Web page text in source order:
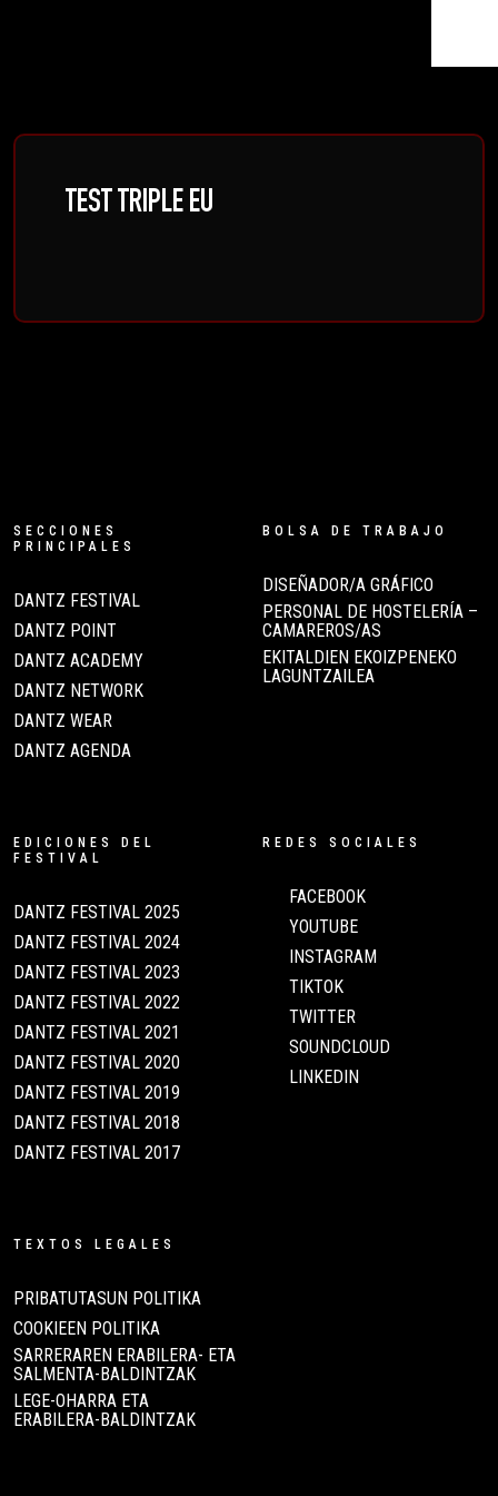
TEST TRIPLE EU
SECCIONES
PRINCIPALES
DANTZ FESTIVAL
DANTZ POINT
DANTZ ACADEMY
DANTZ NETWORK
DANTZ WEAR
DANTZ AGENDA
BOLSA DE TRABAJO
DISEÑADOR/A GRÁFICO
PERSONAL DE HOSTELERÍA –
CAMAREROS/AS
EKITALDIEN EKOIZPENEKO
LAGUNTZAILEA
EDICIONES DEL
FESTIVAL
DANTZ FESTIVAL 2025
DANTZ FESTIVAL 2024
DANTZ FESTIVAL 2023
DANTZ FESTIVAL 2022
DANTZ FESTIVAL 2021
DANTZ FESTIVAL 2020
DANTZ FESTIVAL 2019
DANTZ FESTIVAL 2018
DANTZ FESTIVAL 2017
REDES SOCIALES
FACEBOOK
YOUTUBE
INSTAGRAM
TIKTOK
TWITTER
SOUNDCLOUD
LINKEDIN
TEXTOS LEGALES
PRIBATUTASUN POLITIKA
COOKIEEN POLITIKA
SARRERAREN ERABILERA- ETA
SALMENTA-BALDINTZAK
LEGE-OHARRA ETA
ERABILERA-BALDINTZAK